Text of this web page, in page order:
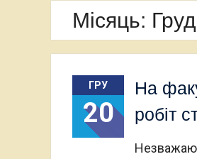
Місяць:
ГРУ
20
На
робіт